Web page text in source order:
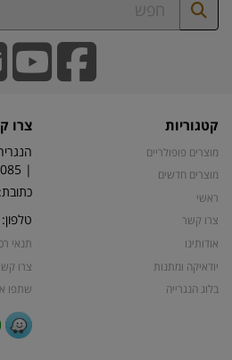
קטגוריות
מוצרים פופולריים
מוצרים חדשים
ראשי
צרו קשר
אודותינו
יודאיקה ומתנות
בלוג הנגרייה
צרו
| 0526706085
כתובת:
טלפון:
תנאי
צרו
שתפו